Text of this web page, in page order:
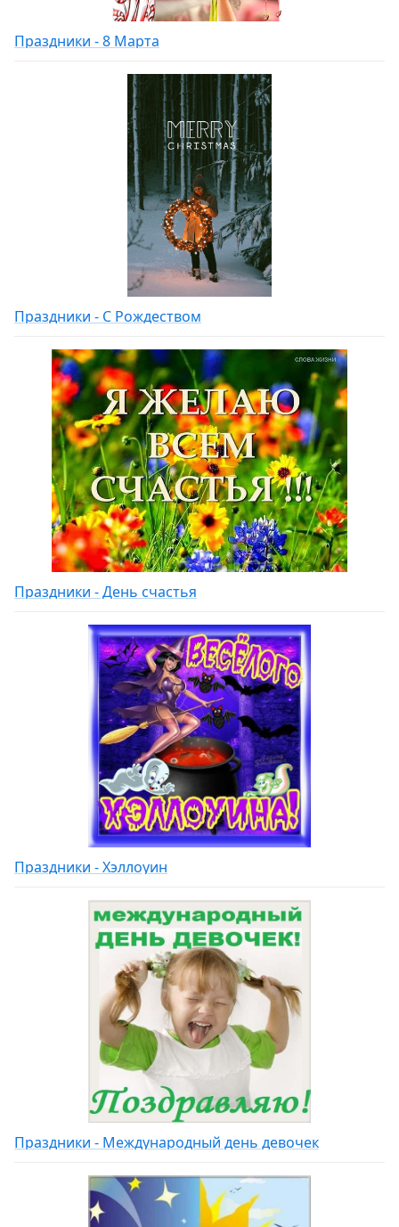
Праздники - 8 Марта
Праздники - С Рождеством
Праздники - День счастья
Праздники - Хэллоуин
Праздники - Международный день девочек